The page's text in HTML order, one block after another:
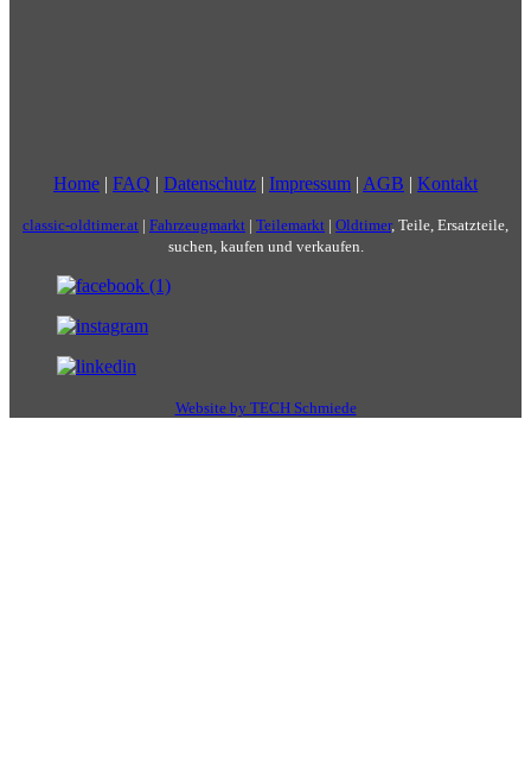
Home | FAQ | Datenschutz | Impressum | AGB | Kontakt
classic-oldtimer.at | Fahrzeugmarkt | Teilemarkt | Oldtimer, Teile, Ersatzteile,
suchen, kaufen und verkaufen.
Website by TECH Schmiede